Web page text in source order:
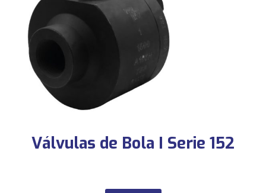
Válvulas de Bola I Serie 152